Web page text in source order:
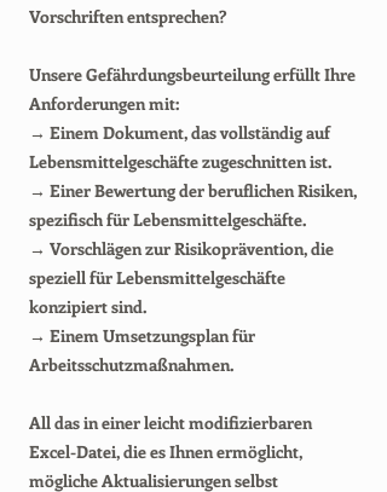
Vorschriften entsprechen?
Unsere Gefährdungsbeurteilung erfüllt Ihre
Anforderungen mit:
→ Einem Dokument, das vollständig auf
Lebensmittelgeschäfte zugeschnitten ist.
→ Einer Bewertung der beruflichen Risiken,
spezifisch für Lebensmittelgeschäfte.
→ Vorschlägen zur Risikoprävention, die
speziell für Lebensmittelgeschäfte
konzipiert sind.
→ Einem Umsetzungsplan für
Arbeitsschutzmaßnahmen.
All das in einer leicht modifizierbaren
Excel-Datei, die es Ihnen ermöglicht,
mögliche Aktualisierungen selbst